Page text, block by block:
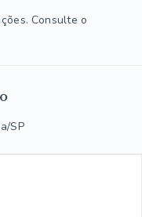
Consulte o
SP